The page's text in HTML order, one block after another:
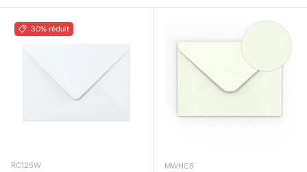
enveloppes blanches s’adaptent à toutes les
occasions. Avoir une boîte d’enveloppes blanches
de différentes tailles est toujours une bonne idée.
30% réduit
RC125W MWHC5